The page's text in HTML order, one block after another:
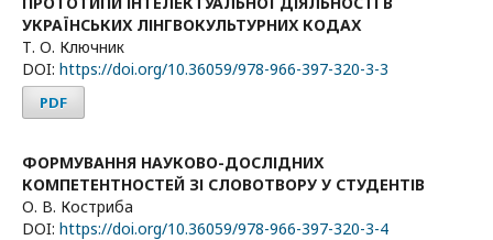
УКРАЇНСЬКИХ ЛІНГВОКУЛЬТУРНИХ КОДАХ
Т. О. Ключник
DOI: https://doi.org/10.36059/978-966-397-320-3-3
PDF
ФОРМУВАННЯ НАУКОВО-ДОСЛІДНИХ
КОМПЕТЕНТНОСТЕЙ ЗІ СЛОВОТВОРУ У СТУДЕНТІВ
О. В. Костриба
DOI: https://doi.org/10.36059/978-966-397-320-3-4